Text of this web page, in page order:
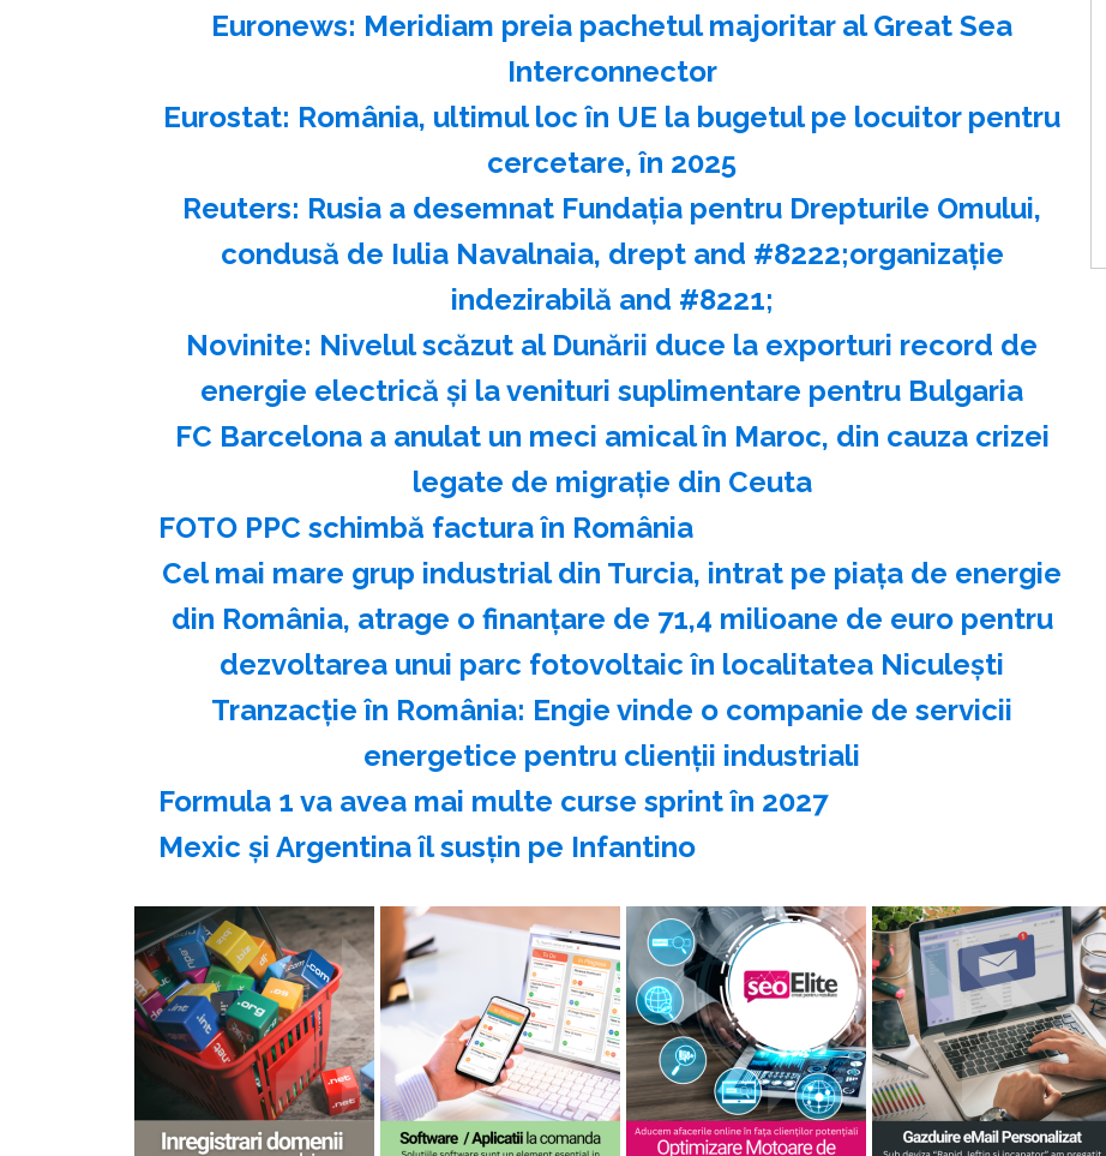
Euronews: Meridiam preia pachetul majoritar al Great Sea
Interconnector
Eurostat: România, ultimul loc în UE la bugetul pe locuitor pentru
cercetare, în 2025
Reuters: Rusia a desemnat Fundaţia pentru Drepturile Omului,
condusă de Iulia Navalnaia, drept and #8222;organizaţie
indezirabilă and #8221;
Novinite: Nivelul scăzut al Dunării duce la exporturi record de
energie electrică şi la venituri suplimentare pentru Bulgaria
FC Barcelona a anulat un meci amical în Maroc, din cauza crizei
legate de migraţie din Ceuta
FOTO PPC schimbă factura în România
Cel mai mare grup industrial din Turcia, intrat pe piața de energie
din România, atrage o finanțare de 71,4 milioane de euro pentru
dezvoltarea unui parc fotovoltaic în localitatea Niculești
Tranzacție în România: Engie vinde o companie de servicii
energetice pentru clienții industriali
Formula 1 va avea mai multe curse sprint în 2027
Mexic şi Argentina îl susţin pe Infantino